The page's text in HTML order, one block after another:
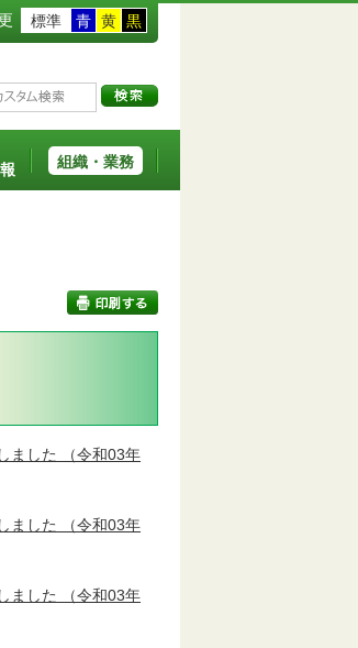
標準 青 黄 黒
組織・業務
ました
（令和03年
ました
（令和03年
ました
（令和03年